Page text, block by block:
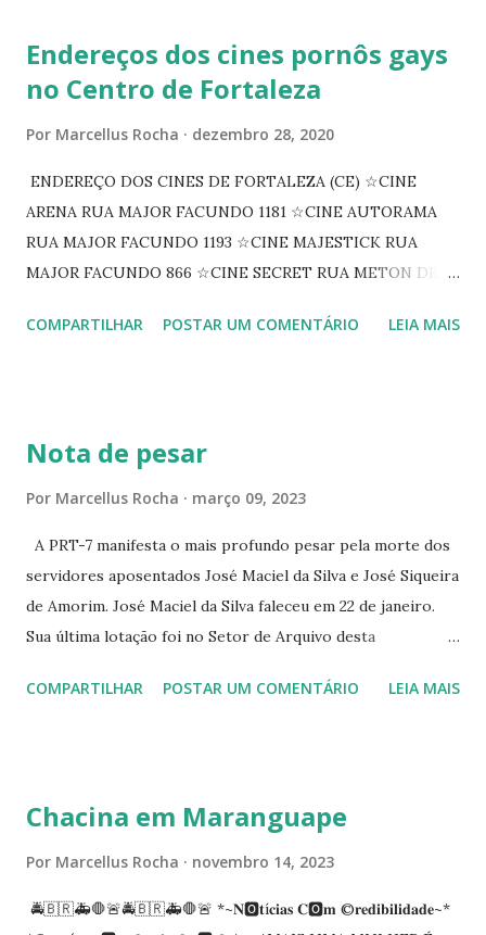
Endereços dos cines pornôs gays
no Centro de Fortaleza
Por Marcellus Rocha dezembro 28, 2020
ENDEREÇO DOS CINES DE FORTALEZA (CE) ☆CINE
ARENA RUA MAJOR FACUNDO 1181 ☆CINE AUTORAMA
RUA MAJOR FACUNDO 1193 ☆CINE MAJESTICK RUA
MAJOR FACUNDO 866 ☆CINE SECRET RUA METON DE
PEIXOTO 1307 ☆CINE IRIS RUA FLORIANO PEIXOTO 1206
☆CINE VIP CLUBE RUA 24 DE MAIO 825 ☆CINE ECLIPSE
COMPARTILHAR POSTAR UM COMENTÁRIO LEIA MAIS
Nota de pesar
Por Marcellus Rocha março 09, 2023
A PRT-7 manifesta o mais profundo pesar pela morte dos
servidores aposentados José Maciel da Silva e José Siqueira
de Amorim. José Maciel da Silva faleceu em 22 de janeiro.
Sua última lotação foi no Setor de Arquivo desta
Siqueira Amorim faleceu em 28 de fevereiro e encerrou a
enquanto atuaram nesta instituição.
COMPARTILHAR POSTAR UM COMENTÁRIO LEIA MAIS
Chacina em Maranguape
Por Marcellus Rocha novembro 14, 2023
🚔🇧🇷🚑🛑🚨🚔🇧🇷🚑🛑🚨 *~𝐍🅾️𝐭í𝐜𝐢𝐚𝐬 𝐂🅾️𝐦 ©️𝐫𝐞𝐝𝐢𝐛𝐢𝐥𝐢𝐝𝐚𝐝𝐞~*